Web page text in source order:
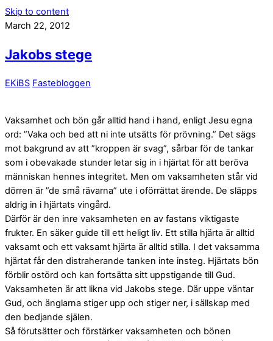
Skip to content
March 22, 2012
Jakobs stege
EKiBS Fastebloggen
Vaksamhet och bön går alltid hand i hand, enligt Jesu egna
ord: ”Vaka och bed att ni inte utsätts för prövning.” Det sägs
mot bakgrund av att ”kroppen är svag”, sårbar för de tankar
som i obevakade stunder letar sig in i hjärtat för att beröva
människan hennes integritet. Men om vaksamheten står vid
dörren är ”de små rävarna” ute i oförrättat ärende. De släpps
aldrig in i hjärtats vingård.
Därför är den inre vaksamheten en av fastans viktigaste
frukter. En säker guide till ett heligt liv. Ett stilla hjärta är alltid
vaksamt och ett vaksamt hjärta är alltid stilla. I det vaksamma
hjärtat får den distraherande tanken inte insteg. Hjärtats bön
förblir ostörd och kan fortsätta sitt uppstigande till Gud.
Vaksamheten är att likna vid Jakobs stege. Där uppe väntar
Gud, och änglarna stiger upp och stiger ner, i sällskap med
den bedjande själen.
Så förutsätter och förstärker vaksamheten och bönen